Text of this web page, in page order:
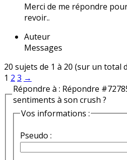
Merci de me répondre pour
revoir..
Auteur
Messages
20 sujets de 1 à 20 (sur un total
1 2 3 →
Répondre à : Répondre
sentiments à son crush ?
Vos informations :
Pseudo :